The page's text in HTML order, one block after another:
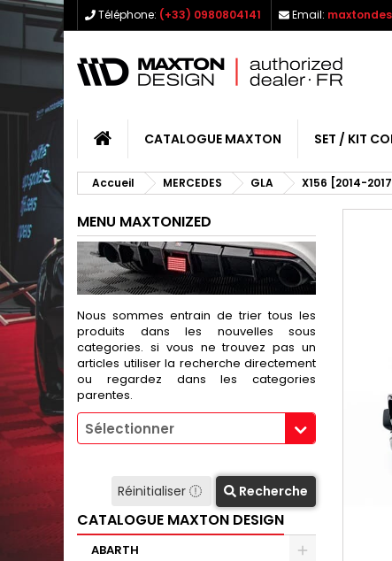
Téléphone: (+33) 0980804141 Email:
CATALOGUE MAXTON SET / KIT
Accueil MERCEDES GLA X156 [2014-
MENU MAXTONIZED
Nous sommes entrain de trier tous les
produits dans les nouvelles sous
categories. si vous ne trouvez pas un
articles utiliser la recherche directement
ou regardez dans les categories
parentes.
Sélectionner
Réinitialiser Recherche
CATALOGUE MAXTON DESIGN
ABARTH